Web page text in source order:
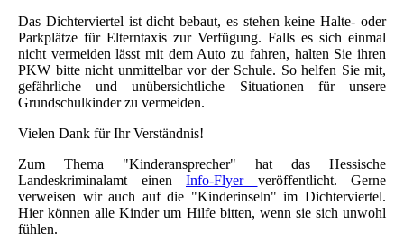
Das Dichterviertel ist dicht bebaut, es stehen keine Halte- oder
Parkplätze für Elterntaxis zur Verfügung. Falls es sich einmal
nicht vermeiden lässt mit dem Auto zu fahren, halten Sie ihren
PKW bitte nicht unmittelbar vor der Schule. So helfen Sie mit,
gefährliche und unübersichtliche Situationen für unsere
Grundschulkinder zu vermeiden.
Vielen Dank für Ihr Verständnis!
Zum Thema "Kinderansprecher" hat das Hessische
Landeskriminalamt einen Info-Flyer veröffentlicht. Gerne
verweisen wir auch auf die "Kinderinseln" im Dichterviertel.
Hier können alle Kinder um Hilfe bitten, wenn sie sich unwohl
fühlen.